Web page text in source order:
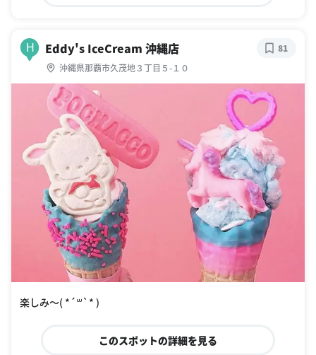
H Eddy's IceCream 沖縄店
沖縄県那覇市久茂地３丁目５-１０
81
楽しみ〜( *´꒳`* )
このスポットの詳細を見る